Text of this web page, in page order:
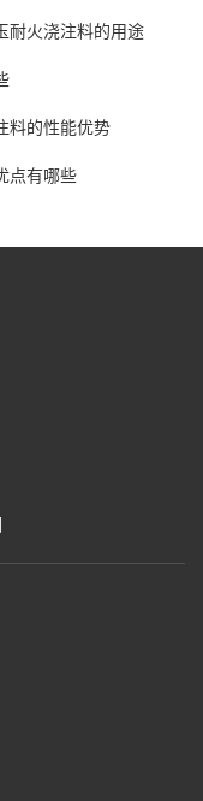
耐火浇注料的用途
料的性能优势
点有哪些